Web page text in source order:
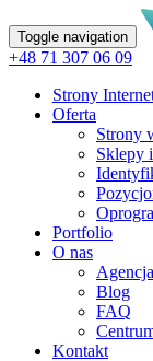
Toggle navigation
+48 71 307 06 09
Strony
Oferta
Strony
Sklepy
Portfolio
O nas
Blog
FAQ
Kontakt